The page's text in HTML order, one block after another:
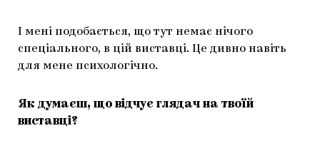
І мені подобається, що тут немає нічого
спеціального, в цій виставці. Це дивно навіть
для мене психологічно.
Як думаєш, що відчує глядач на твоїй
виставці?